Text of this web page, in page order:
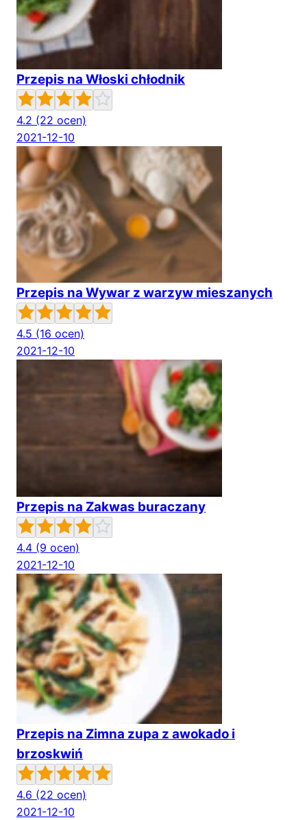
Przepis na Włoski chłodnik
4.2 (22 ocen)
2021-12-10
Przepis na Wywar z warzyw mieszanych
4.5 (16 ocen)
2021-12-10
Przepis na Zakwas buraczany
4.4 (9 ocen)
2021-12-10
Przepis na Zimna zupa z awokado i
brzoskwiń
4.6 (22 ocen)
2021-12-10